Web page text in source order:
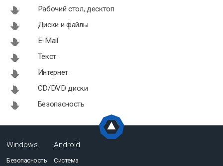
Рабочий стол, десктоп
Диски и файлы
E-Mail
Текст
Интернет
CD/DVD диски
Безопасность
Windows
Безопасность
Android
Система